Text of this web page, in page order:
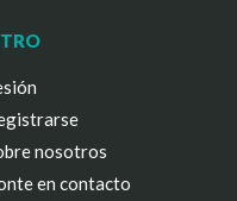
nosotros
en contacto